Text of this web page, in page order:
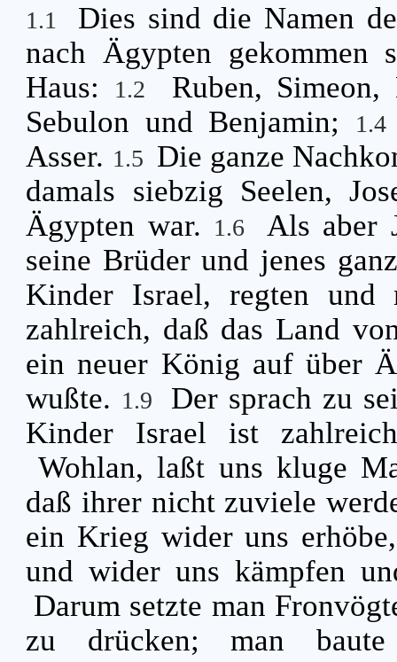
1.1
Dies sind die Namen
nach Ägypten gekommen
Haus:
1.2
Ruben,
Sebulon und Benjamin;
Asser. 1.5 Die ganze
damals siebzig Seelen,
Ägypten war. 1.6
Als aber
seine Brüder und jenes
Kinder Israel, regten und
zahlreich, daß das Land
ein neuer König auf über
wußte. 1.9
Der sprach zu
Kinder Israel ist
Wohlan, laßt uns kluge
daß ihrer nicht zuviele
ein Krieg wider uns
und wider uns kämpfen
Darum setzte man
zu drücken; man